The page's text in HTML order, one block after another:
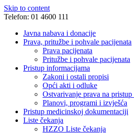
Skip to content
Telefon: 01 4600 111
Javna nabava i donacije
Prava, pritužbe i pohvale pacijenata
Prava pacijenata
Pritužbe i pohvale pacijenata
Pristup informacijama
Zakoni i ostali propisi
Opći akti i odluke
Ostvarivanje prava na
Planovi, programi i izvješća
Pristup medicinskoj dokumentaciji
Liste čekanja
HZZO Liste čekanja